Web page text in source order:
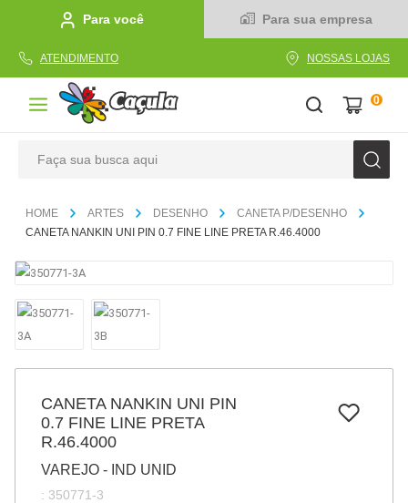
Para você Para sua empresa
ATENDIMENTO NOSSAS LOJAS
0
ARTES DESENHO
CANETA P/DESENHO
CANETA NANKIN UNI PIN 0.7 FINE LINE PRETA R.46.4000
CANETA NANKIN UNI PIN
0.7 FINE LINE PRETA
R.46.4000
VAREJO - IND UNID
: 350771-3
1º caderno
2
pincel